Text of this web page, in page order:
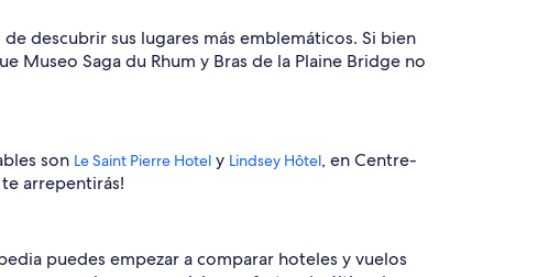
descubrir sus lugares más emblemáticos. Si bien
Museo Saga du Rhum y Bras de la Plaine Bridge no
son Le Saint Pierre Hotel y Lindsey Hôtel, en Centre-
arrepentirás!
puedes empezar a comparar hoteles y vuelos